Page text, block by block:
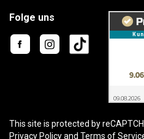
Folge uns
This site is protected by
Privacy Policyand Terms of